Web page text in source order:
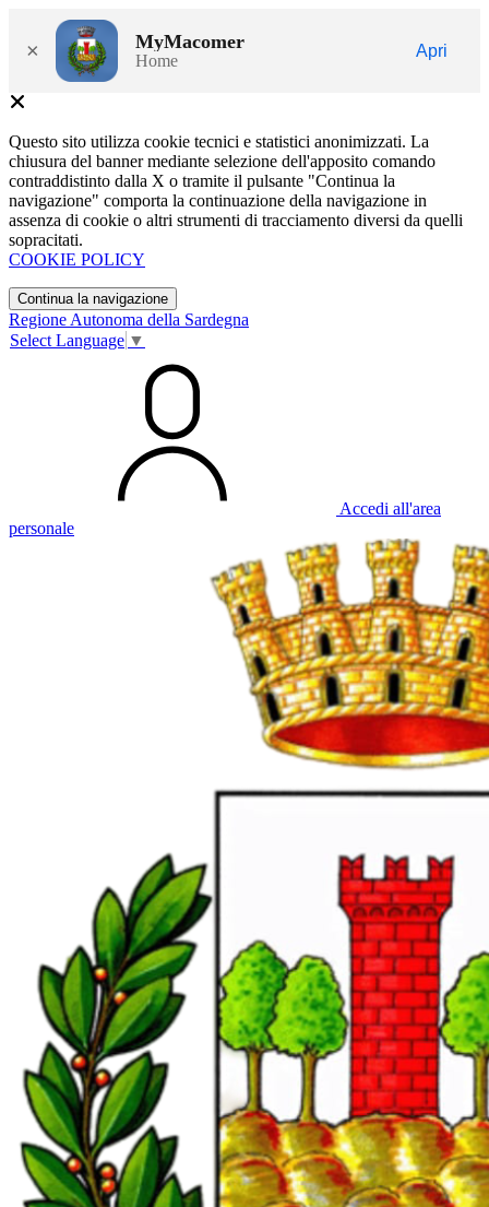
× MyMacomer
Home
Apri
Questo sito utilizza cookie tecnici e statistici anonimizzati. La
chiusura del banner mediante selezione dell'apposito comando
contraddistinto dalla X o tramite il pulsante "Continua la
navigazione" comporta la continuazione della navigazione in
assenza di cookie o altri strumenti di tracciamento diversi da quelli
sopracitati.
COOKIE POLICY
Continua la navigazione
Regione Autonoma della Sardegna
Select Language ▼
Accedi all'area
personale